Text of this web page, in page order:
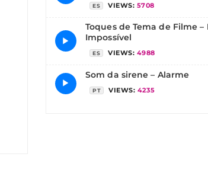
ES VIEWS: 5708
▶
Toques de Tema de Filme –
Impossível
ES VIEWS: 4988
▶
Som da sirene – Alarme
PT VIEWS: 4235